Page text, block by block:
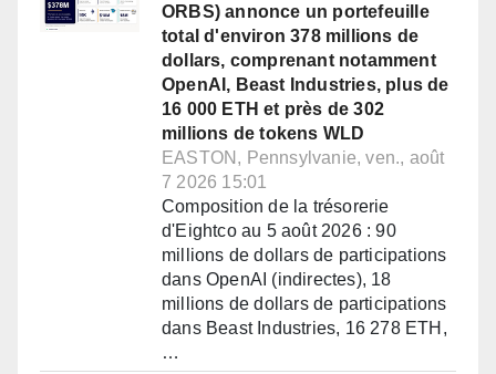
ORBS) annonce un portefeuille
total d'environ 378 millions de
dollars, comprenant notamment
OpenAI, Beast Industries, plus de
16 000 ETH et près de 302
millions de tokens WLD
EASTON, Pennsylvanie, ven., août
7 2026 15:01
Composition de la trésorerie
d'Eightco au 5 août 2026 : 90
millions de dollars de participations
dans OpenAI (indirectes), 18
millions de dollars de participations
dans Beast Industries, 16 278 ETH,
…